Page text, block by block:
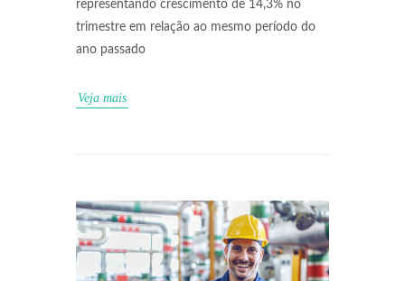
representando crescimento de 14,3% no
trimestre em relação ao mesmo período do
ano passado
Veja mais